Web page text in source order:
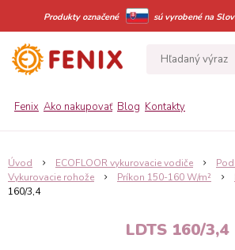
Produkty označené sú vyrobené na
Fenix Ako nakupovať Blog Kontakty
Úvod ECOFLOOR vykurovacie vodiče
Vykurovacie rohože
Príkon 150-160 W/m²
160/3,4
LDTS 160/3,4